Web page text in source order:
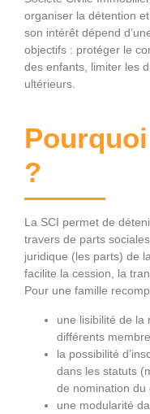
organiser la détention
son intérêt dépend
objectifs : protéger le
des enfants, limiter les
ultérieurs.
?
La SCI permet de
travers de parts
juridique (les parts) de
facilite la cession, la
Pour une famille
une lisibilité de la
différents
la possibilité
dans les statuts
de nomination du
une modularité